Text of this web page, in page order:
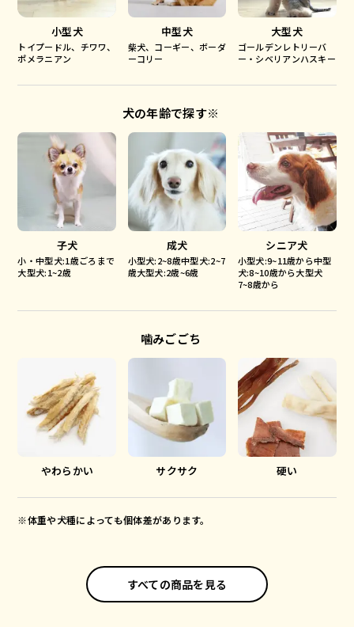
小型犬
トイプードル、チワワ、
ポメラニアン
中型犬
柴犬、コーギー、ボーダ
ーコリー
大型犬
ゴールデンレトリーバ
ー・シベリアンハスキー
犬の年齢で探す※
子犬
小・中型犬:1歳ごろまで
大型犬:1~2歳
成犬
小型犬:2~8歳中型犬:2~7
歳大型犬:2歳~6歳
シニア犬
小型犬:9~11歳から中型
犬:8~10歳から大型犬
7~8歳から
噛みごごち
やわらかい サクサク 硬い
※体重や犬種によっても個体差があります。
すべての商品を見る